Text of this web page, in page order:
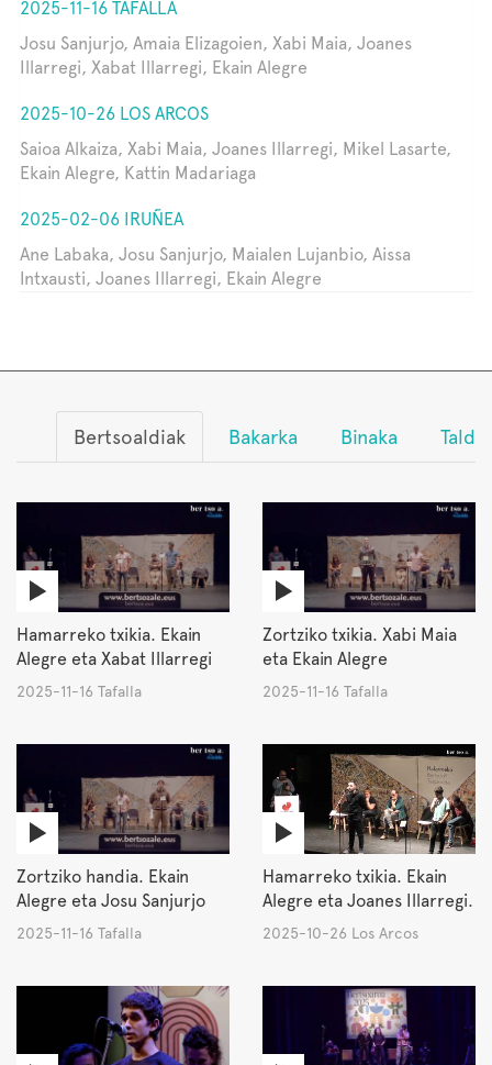
2025-11-16 TAFALLA
Josu Sanjurjo, Amaia Elizagoien, Xabi Maia, Joanes
Illarregi, Xabat Illarregi, Ekain Alegre
2025-10-26 LOS ARCOS
Saioa Alkaiza, Xabi Maia, Joanes Illarregi, Mikel Lasarte,
Ekain Alegre, Kattin Madariaga
2025-02-06 IRUÑEA
Ane Labaka, Josu Sanjurjo, Maialen Lujanbio, Aissa
Intxausti, Joanes Illarregi, Ekain Alegre
Bertsoaldiak Bakarka Binaka
Hamarreko txikia. Ekain
Alegre eta Xabat Illarregi
2025-11-16 Tafalla
Zortziko txikia. Xabi Maia
eta Ekain Alegre
2025-11-16 Tafalla
Zortziko handia. Ekain
Alegre eta Josu Sanjurjo
2025-11-16 Tafalla
Hamarreko txikia. Ekain
Alegre eta Joanes Illarregi.
2025-10-26 Los Arcos